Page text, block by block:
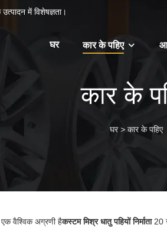
में विशेषज्ञता।
घर कार के पहिए
कार के
घर > कार के पहिए
वैश्विक अग्रणी हैकस्टम मिश्र धातु पहियों निर्माता20